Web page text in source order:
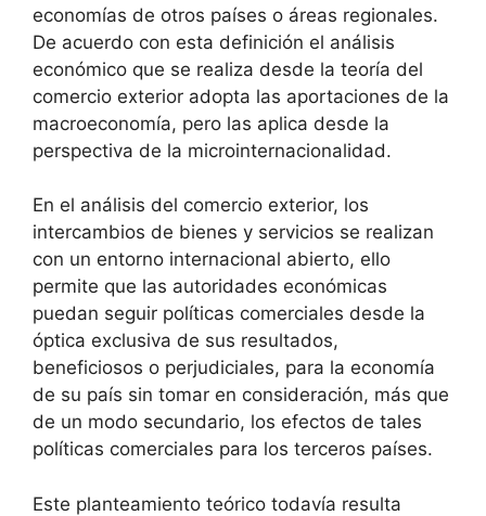
economías de otros países o áreas regionales.
De acuerdo con esta definición el análisis
económico que se realiza desde la teoría del
comercio exterior adopta las aportaciones de la
macroeconomía, pero las aplica desde la
perspectiva de la microinternacionalidad.
En el análisis del comercio exterior, los
intercambios de bienes y servicios se realizan
con un entorno internacional abierto, ello
permite que las autoridades económicas
puedan seguir políticas comerciales desde la
óptica exclusiva de sus resultados,
beneficiosos o perjudiciales, para la economía
de su país sin tomar en consideración, más que
de un modo secundario, los efectos de tales
políticas comerciales para los terceros países.
Este planteamiento teórico todavía resulta